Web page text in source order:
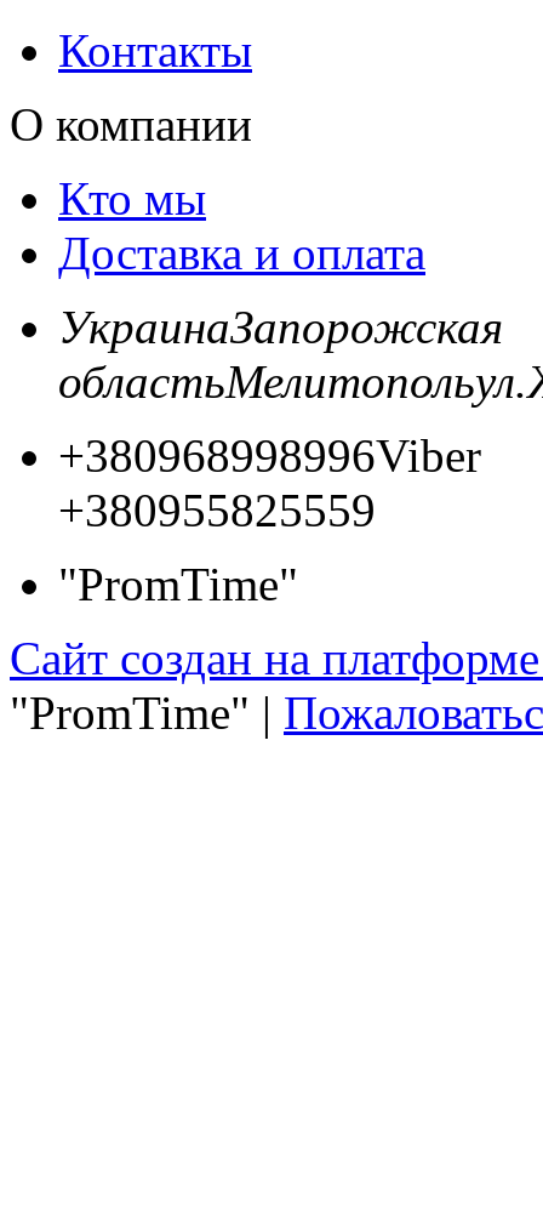
Контакты
О компании
Кто мы
Доставка и оплата
УкраинаЗапорожская
областьМелитополь
+380968998996Viber
+380955825559
"PromTime"
Сайт создан на
"PromTime" |